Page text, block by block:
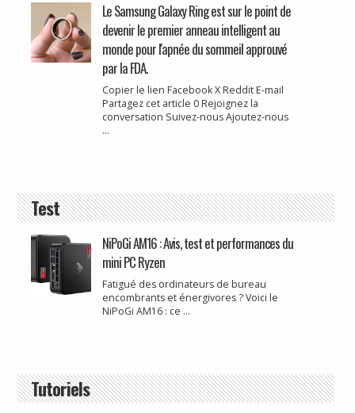
Le Samsung Galaxy Ring est sur le point de
devenir le premier anneau intelligent au
monde pour l'apnée du sommeil approuvé
par la FDA.
Copier le lien Facebook X Reddit E-mail
Partagez cet article 0 Rejoignez la
conversation Suivez-nous Ajoutez-nous
...
Test
NiPoGi AM16 : Avis, test et performances du
mini PC Ryzen
Fatigué des ordinateurs de bureau
encombrants et énergivores ? Voici le
NiPoGi AM16 : ce ...
Tutoriels